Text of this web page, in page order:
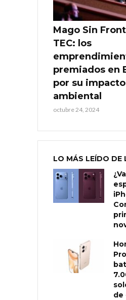
Mago Sin
TEC: los
premiados en
por su
ambiental
octubre 24, 2024
LO MÁS LEÍDO DE
de